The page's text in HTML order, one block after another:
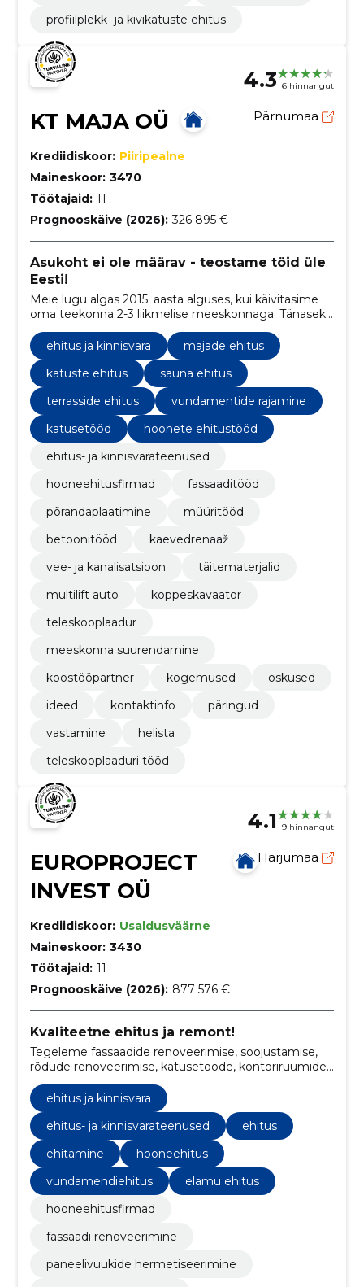
profiilplekk- ja kivikatuste ehitus
4.3 6 hinnangut
KT MAJA OÜ Pärnumaa
Krediidiskoor: Piiripealne
Maineskoor: 3470
Töötajaid: 11
Prognooskäive (2026): 326 895 €
Asukoht ei ole määrav - teostame töid üle
Eesti!
Meie lugu algas 2015. aasta alguses, kui käivitasime
oma teekonna 2-3 liikmelise meeskonnaga. Tänaseks
oleme kasvanud mitmekordselt ja uhkustame 11
liikmelise meeskonnaga, kes on valmis võtma vastu
suuremaid väljakutseid ja ulatuslikke projekte.
ehitus ja kinnisvara
majade ehitus
katuste ehitus
sauna ehitus
terrasside ehitus
vundamentide rajamine
katusetööd
hoonete ehitustööd
ehitus- ja kinnisvarateenused
hooneehitusfirmad
fassaaditööd
põrandaplaatimine
müüritööd
betoonitööd
kaevedrenaaž
vee- ja kanalisatsioon
täitematerjalid
multilift auto
koppeskavaator
teleskooplaadur
meeskonna suurendamine
koostööpartner
kogemused
oskused
ideed
kontaktinfo
päringud
vastamine
helista
teleskooplaaduri tööd
4.1 9 hinnangut
EUROPROJECT
INVEST OÜ
Harjumaa
Krediidiskoor: Usaldusväärne
Maineskoor: 3430
Töötajaid: 11
Prognooskäive (2026): 877 576 €
Kvaliteetne ehitus ja remont!
Tegeleme fassaadide renoveerimise, soojustamise,
rõdude renoveerimise, katusetööde, kontoriruumide
ehitus ja kinnisvara
ehitus- ja kinnisvarateenused
ehitus
ehitamine
hooneehitus
vundamendiehitus
elamu ehitus
hooneehitusfirmad
fassaadi renoveerimine
paneelivuukide hermetiseerimine